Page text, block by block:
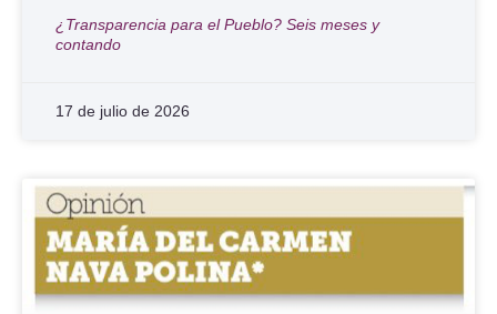
¿Transparencia para el Pueblo? Seis meses y
contando
17 de julio de 2026